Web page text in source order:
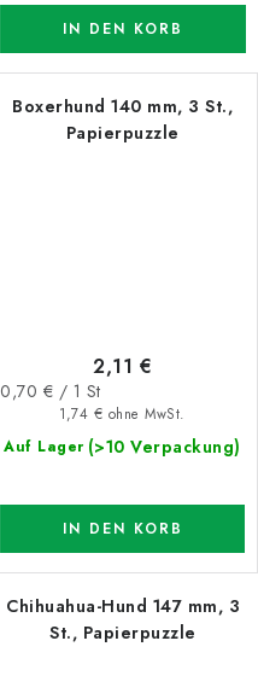
IN DEN KORB
Boxerhund 140 mm, 3 St.,
Papierpuzzle
Auf Lager (>10 Verpackung)
1,74 € ohne MwSt.
2,11 €
Verkaufspreis:
0,70 € / 1 St
IN DEN KORB
Chihuahua-Hund 147 mm, 3
St., Papierpuzzle